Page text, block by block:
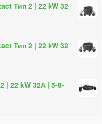
Тип 2 | 22 kW 32
Тип 2 | 22 kW 32
| 22 kW 32А | 5-8-